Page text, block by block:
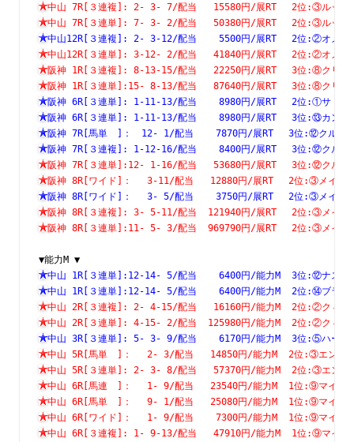
中山 7R[３連複]: 2- 3- 7/配当   15580円/展RT　 2位:③ルックス
中山 7R[３連単]: 7- 3- 2/配当   50380円/展RT　 2位:③ルックス
中山12R[３連複]: 2- 3-12/配当    5500円/展RT　 2位:②オメガラ
中山12R[３連単]: 3-12- 2/配当   41840円/展RT　 2位:②オメガラ
阪神 1R[３連複]: 8-13-15/配当   22250円/展RT　 3位
阪神 1R[３連単]:15- 8-13/配当   87640円/展RT　 3位
阪神 6R[３連単]: 1-11-13/配当    8980円/展RT　
阪神 6R[３連単]: 1-11-13/配当    8980円/展
阪神 7R[馬単　]：　12- 1/配当    7870円/展RT　 3
阪神 7R[３連複]: 1-12-16/配当    8400円/展RT　 3
阪神 7R[３連単]:12- 1-16/配当   53680円/展RT　 3
阪神 8R[ワイド]：　 3-11/配当   12880円/展RT　 2位
阪神 8R[ワイド]：　 3- 5/配当    3750円/展RT　 2位
阪神 8R[３連複]: 3- 5-11/配当  121940円/展RT　 2位
阪神 8R[３連単]:11- 5- 3/配当  969790円/展RT　 2位
▼能力M ▼
中山 1R[３連単]:12-14- 5/配当    6400円/能力
中山 1R[３連単]:12-14- 5/配当    6400円/能力M
中山 2R[３連複]: 2- 4-15/配当   16160円/能力M  2
中山 2R[３連単]: 4-15- 2/配当  125980円/能力M  2
中山 3R[３連単]: 5- 3- 9/配当    6170円/能力M  3
中山 5R[馬単　]：　 2- 3/配当   14850円/能力M
中山 5R[３連単]: 2- 3- 8/配当   57370円/能力M
中山 6R[馬連　]：　 1- 9/配当   23540円/能力M
中山 6R[馬単　]：　 9- 1/配当   25080円/能力M
中山 6R[ワイド]：　 1- 9/配当    7300円/能力M
中山 6R[３連複]: 1- 9-13/配当   47910円/能力M